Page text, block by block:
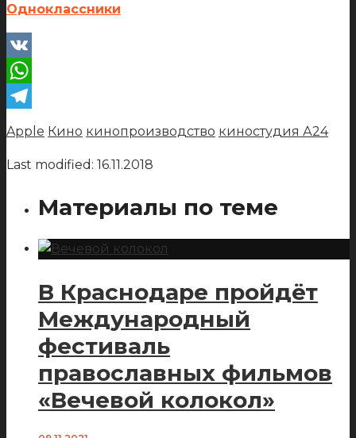
Одноклассники
VK
WhatsApp
Apple Кино кинопроизводство киностудия А24
Last modified: 16.11.2018
Материалы по теме
В Краснодаре пройдёт
Международный
фестиваль
православных фильмов
«Вечевой колокол»